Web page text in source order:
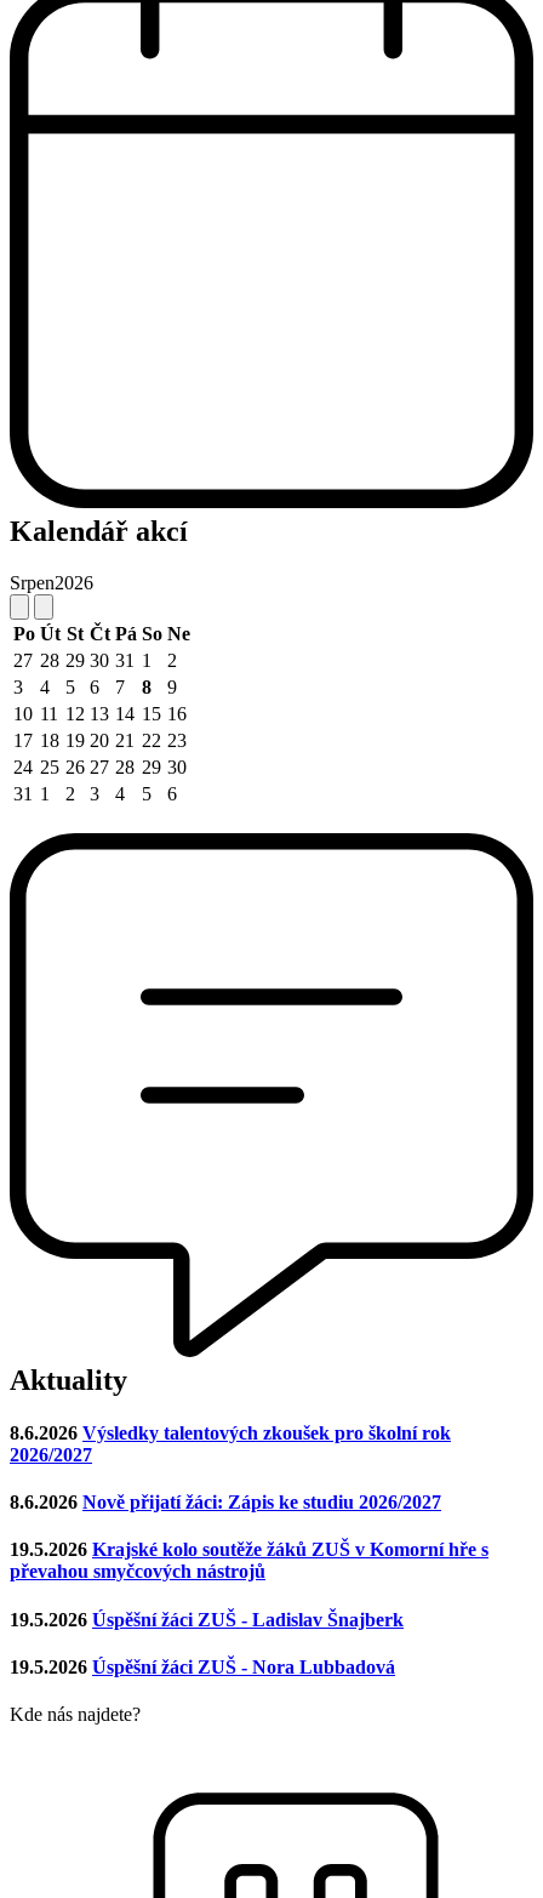
Kalendář akcí
Srpen2026
Po Út St Čt Pá So Ne
27 28 29 30 31 1
2
3
4 5 6 7 8
9
10 11 12 13 14 15 16
17 18 19 20 21 22 23
24 25 26 27 28 29 30
31 1 2 3 4 5 6
Aktuality
8.6.2026 Výsledky talentových zkoušek pro školní rok
2026/2027
8.6.2026 Nově přijatí žáci: Zápis ke studiu 2026/2027
19.5.2026 Krajské kolo soutěže žáků ZUŠ v Komorní hře s
převahou smyčcových nástrojů
19.5.2026 Úspěšní žáci ZUŠ - Ladislav Šnajberk
19.5.2026 Úspěšní žáci ZUŠ - Nora Lubbadová
Kde nás najdete?